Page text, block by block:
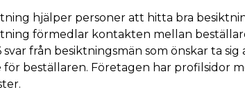
hjälper personer att hitta bra
förmedlar kontakten mellan
från besiktningsmän som önskar ta
beställaren. Företagen har profilsidor